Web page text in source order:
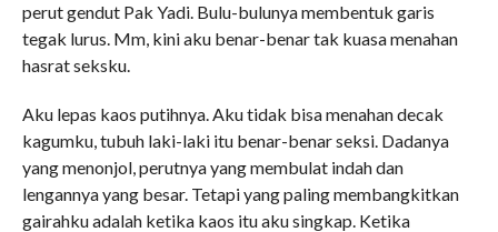
perut gendut Pak Yadi. Bulu-bulunya membentuk garis
tegak lurus. Mm, kini aku benar-benar tak kuasa menahan
hasrat seksku.
Aku lepas kaos putihnya. Aku tidak bisa menahan decak
kagumku, tubuh laki-laki itu benar-benar seksi. Dadanya
yang menonjol, perutnya yang membulat indah dan
lengannya yang besar. Tetapi yang paling membangkitkan
gairahku adalah ketika kaos itu aku singkap. Ketika